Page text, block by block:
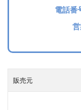
電話番
販売元